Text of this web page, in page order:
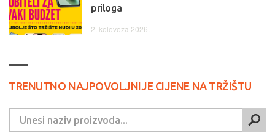
priloga
2. kolovoza 2026.
TRENUTNO NAJPOVOLJNIJE CIJENE NA TRŽIŠTU